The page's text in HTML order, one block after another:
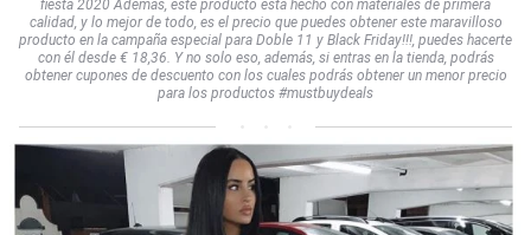
fiesta 2020 Además, este producto está hecho con materiales de primera
calidad, y lo mejor de todo, es el precio que puedes obtener este maravilloso
producto en la campaña especial para Doble 11 y Black Friday!!!, puedes hacerte
con él desde € 18,36. Y no solo eso, además, si entras en la tienda, podrás
obtener cupones de descuento con los cuales podrás obtener un menor precio
para los productos #mustbuydeals